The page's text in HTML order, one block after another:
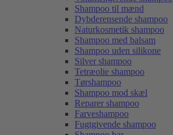
Shampoo til mænd
Dybderensende shampoo
Naturkosmetik shampoo
Shampoo med balsam
Shampoo uden silikone
Silver shampoo
Tetræolie shampoo
Tørshampoo
Shampoo mod skæl
Reparer shampoo
Farveshampoo
Fugtgivende shampoo